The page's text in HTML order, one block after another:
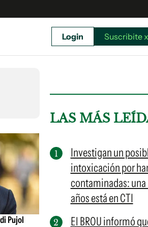
Suscribite x US$ 3,45
Login Suscribite
Pujol
LAS MÁS
Investigan un
intoxicación por
contaminadas: una
años está en CTI
El BROU informó